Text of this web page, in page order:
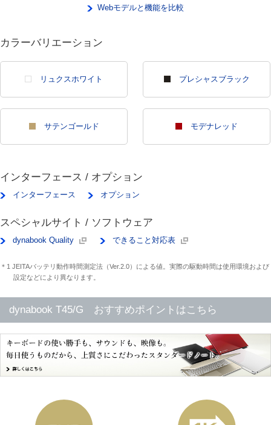
Webモデルと機能を比較
カラーバリエーション
リュクスホワイト プレシャスブラック
サテンゴールド モデナレッド
インターフェース / オプション
インターフェース オプション
スペシャルサイト / ソフトウェア
dynabook Quality できること対応表
＊1 JEITAバッテリ動作時間測定法（Ver.2.0）による値。実際の駆動時間は使用環境および
設定などにより異なります。
dynabook T45/G おすすめポイントはこちら